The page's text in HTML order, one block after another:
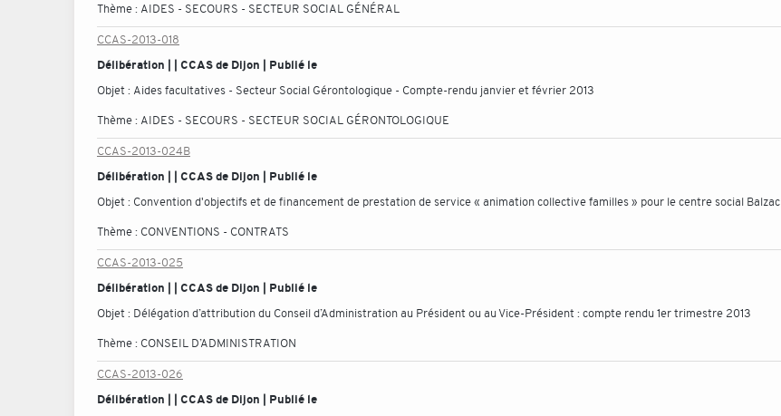
Thème : AIDES - SECOURS - SECTEUR SOCIAL GÉNÉRAL
CCAS-2013-018
Délibération | | CCAS de Dijon | Publié le
Objet : Aides facultatives - Secteur Social Gérontologique - Compte-rendu janvier et février 2013
Thème : AIDES - SECOURS - SECTEUR SOCIAL GÉRONTOLOGIQUE
CCAS-2013-024B
Délibération | | CCAS de Dijon | Publié le
Objet : Convention d'objectifs et de financement de prestation de service « animation collective familles » pour le centre social Balzac
Thème : CONVENTIONS - CONTRATS
CCAS-2013-025
Délibération | | CCAS de Dijon | Publié le
Objet : Délégation d’attribution du Conseil d’Administration au Président ou au Vice-Président : compte rendu 1er trimestre 2013
Thème : CONSEIL D’ADMINISTRATION
CCAS-2013-026
Délibération | | CCAS de Dijon | Publié le